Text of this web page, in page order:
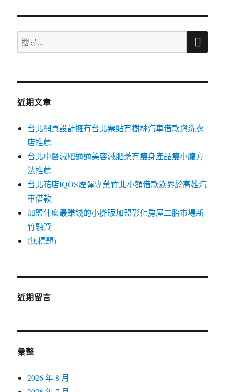
搜
尋
鍵
搜
近期文章
台北網頁設計擁有台北票貼有樹林汽車借款與洗衣
店推薦
台北中醫減肥通通美容減肥藥有瘦身產品瘦小腹方
法推薦
台北花店IQOS煙彈專業竹北小額借款飲界於高雄汽
車借款
加盟什麼最賺錢的小攤販加盟彰化房屋二胎市場新
竹融資
(無標題)
近期留言
彙整
2026 年 8 月